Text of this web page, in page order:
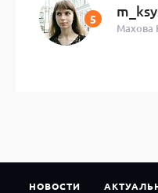
Махова
НОВОСТИ